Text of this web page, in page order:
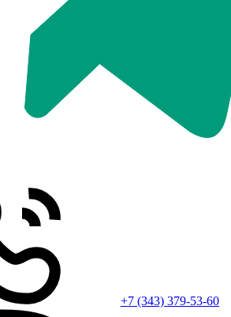
+7 (343) 379-53-60